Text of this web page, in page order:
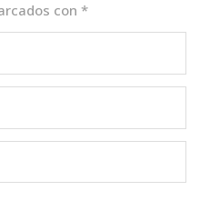
con *